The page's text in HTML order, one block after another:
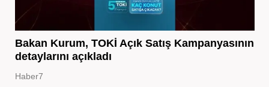
Bakan Kurum, TOKİ Açık Satış Kampanyasının
detaylarını açıkladı
Haber7